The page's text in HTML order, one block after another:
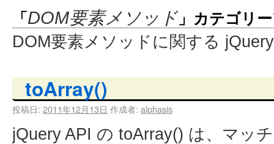
「DOM要素メソッド 」カテゴリ
DOM要素メソッドに関する
toArray()
投稿日: 2011年12月13日 作成者: alphasis
jQuery API の toArray() は、マッ